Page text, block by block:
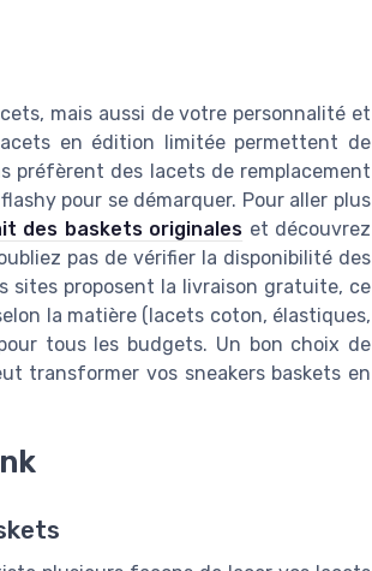
mais aussi de votre personnalité et
en édition limitée permettent de
préfèrent des lacets de remplacement
pour se démarquer. Pour aller plus
des baskets originales et découvrez
pas de vérifier la disponibilité des
sites proposent la livraison gratuite, ce
la matière (lacets coton, élastiques,
tous les budgets. Un bon choix de
transformer vos sneakers baskets en